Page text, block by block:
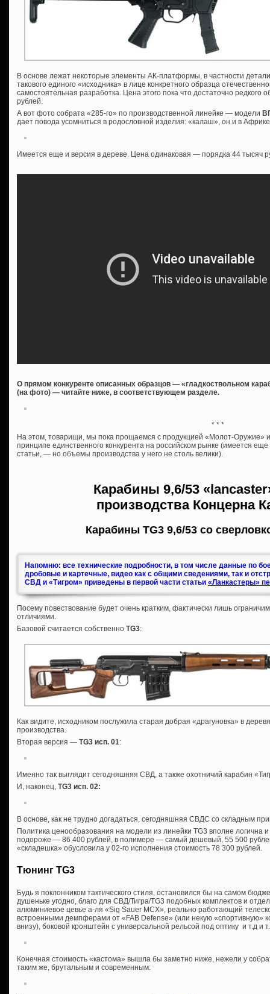
В основе лежат некоторые элементы АК-платформы, в частности
такового единого «исходника» в лице конкретного образца
самостоятельная разработка. Цена этого пока что достаточно редкого
рублей.
А вот фото собрата «285-го» по производственной линейке — модели
дает повода усомниться в родословной изделия: «калаш», он и в
Имеется еще и версия в дереве. Цена одинаковая — порядка 44 тысяч
О прямом конкуренте описанных образцов — «гладкоствольном
(на фото) — читайте ниже, в соответствующем разделе.
* * *
На этом, товарищи, мы пока прощаемся с продукцией «Молот-Оружие»
принципе единственного конкурента на российском рынке (имеется
статьи, — но объемы производства у него не столь велики).
Карабины 9,6/53
производства Концерна
Карабины TG3 9,6/53 со
Напомню: все технические подробности, в том числе данные по
дробовые и картечные, видео как с общими сведениями, так и
СВД и «Тигром» приведены в первой части статьи «Ланкастеры»
Посему повествование будет очень кратким, фактически лишь
отличиями.
Базовой считается собственно TG3:
Как видите, исходником послужила старая добрая «драгуновка» в
производства.
Вторая версия — TG3 исп. 01:
Именно так выглядит сегодняшняя СВД, а также охотничий карабин
И, наконец, TG3 исп. 02:
В основе, как не трудно догадаться, сегодняшняя СВДС со складным
Политика ценообразования на модели из линейки TG3 вполне логична
подороже — 86 400 рублей, в полимере — самый дешевый, 55 500
«складешка» обусловила у 02-го исполнения стоимость 78 300 рублей.
Тюнинг TG3
Будь я поклонником тактического стиля, остановился бы на самом
душеньке угодно, благо для СВД/Тигра/TG3 подобных комплектов и
алюминиевое цевье а-ля «Sig Sauer MCX», реально работающий
встроенными демпферами от «FAB Defense» (или некую «спортивную»
внизу), боковой кронштейн с универсальной рельсой под оптику и т.д и
Конечная стоимость «кастома» вышла бы заметно ниже, нежели у
таким же, брутальным и современным: